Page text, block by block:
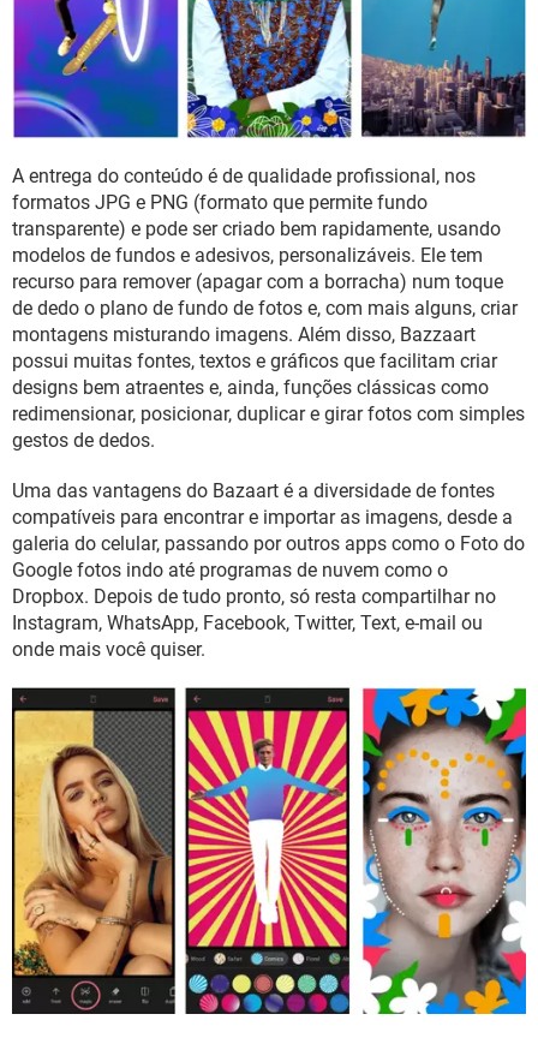
A entrega do conteúdo é de qualidade profissional, nos
formatos JPG e PNG (formato que permite fundo
transparente) e pode ser criado bem rapidamente, usando
modelos de fundos e adesivos, personalizáveis. Ele tem
recurso para remover (apagar com a borracha) num toque
de dedo o plano de fundo de fotos e, com mais alguns, criar
montagens misturando imagens. Além disso, Bazzaart
possui muitas fontes, textos e gráficos que facilitam criar
designs bem atraentes e, ainda, funções clássicas como
redimensionar, posicionar, duplicar e girar fotos com simples
gestos de dedos.
Uma das vantagens do Bazaart é a diversidade de fontes
compatíveis para encontrar e importar as imagens, desde a
galeria do celular, passando por outros apps como o Foto do
Google fotos indo até programas de nuvem como o
Dropbox. Depois de tudo pronto, só resta compartilhar no
Instagram, WhatsApp, Facebook, Twitter, Text, e-mail ou
onde mais você quiser.